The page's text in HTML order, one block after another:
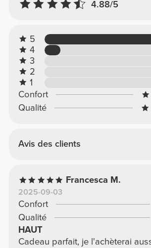
4.88/5
5
4
3
2
1
Confort
Qualité
Avis des clients
Francesca M.
2025-09-03
Confort
Qualité
HAUT
Cadeau parfait, je l'achèterai